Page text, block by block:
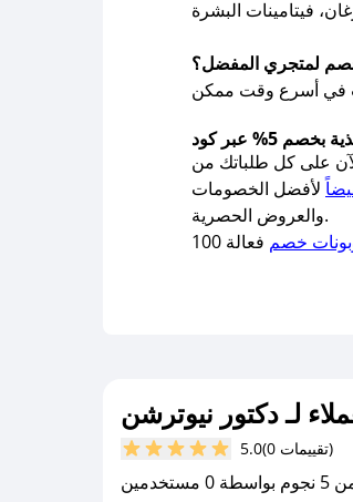
خصم لمتجري المفضل؟
لأفضل الخصومات
والعروض الحصرية.
خصم
لـ دكتور نيوترشن
5.0 (0 تقييمات)